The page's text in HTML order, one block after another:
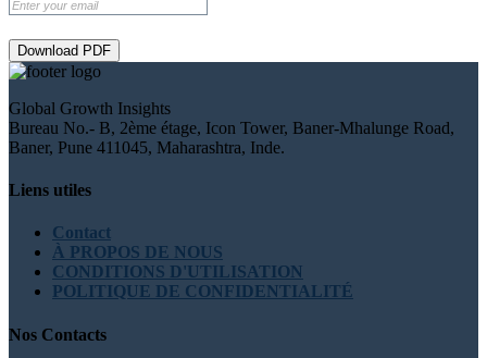
Download PDF
Global Growth Insights
Bureau No.- B, 2ème étage, Icon Tower, Baner-Mhalunge Road,
Baner, Pune 411045, Maharashtra, Inde.
Liens utiles
Contact
À PROPOS DE NOUS
CONDITIONS D'UTILISATION
POLITIQUE DE CONFIDENTIALITÉ
Nos Contacts